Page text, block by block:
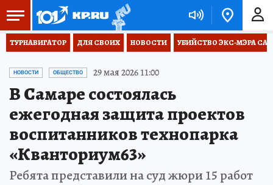
ТУРНАВИГАТОР ДЛЯ СВОИХ НОВОСТИ УБИЙСТВО ЭКС-МЭРА
НОВОСТИ ОБЩЕСТВО 29 мая 2026 11:00
В Самаре состоялась
ежегодная защита проектов
воспитанников технопарка
«Кванториум63»
Ребята представили на суд жюри 15 работ